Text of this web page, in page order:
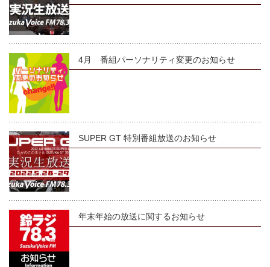
4月 番組パーソナリティ変更のお知らせ
SUPER GT 特別番組放送のお知らせ
年末年始の放送に関するお知らせ